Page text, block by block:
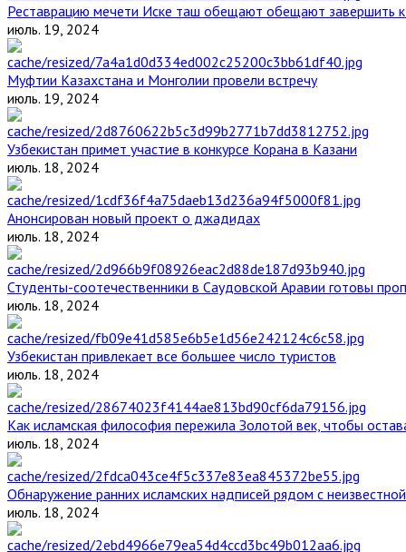
Реставрацию мечети Иске таш обещают обещают завершить к
июль. 19, 2024
Муфтии Казахстана и Монголии провели встречу
июль. 19, 2024
Узбекистан примет участие в конкурсе Корана в Казани
июль. 18, 2024
Анонсирован новый проект о джадидах
июль. 18, 2024
Студенты-соотечественники в Саудовской Аравии готовы
июль. 18, 2024
Узбекистан привлекает все большее число туристов
июль. 18, 2024
Как исламская философия пережила Золотой век, чтобы
июль. 18, 2024
Обнаружение ранних исламских надписей рядом с
июль. 18, 2024